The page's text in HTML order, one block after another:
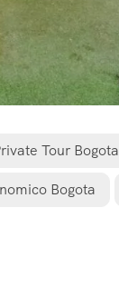
Tour Bogota
Bogota